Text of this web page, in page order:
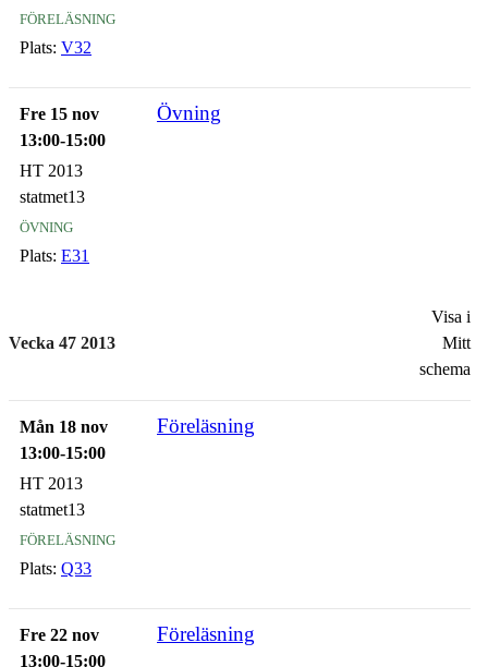
föreläsning
Plats: V32
Fre 15 nov
13:00-15:00
Övning
HT 2013
statmet13
övning
Plats: E31
Vecka 47 2013
Visa i
Mitt
schema
Mån 18 nov
13:00-15:00
Föreläsning
HT 2013
statmet13
föreläsning
Plats: Q33
Fre 22 nov
13:00-15:00
Föreläsning